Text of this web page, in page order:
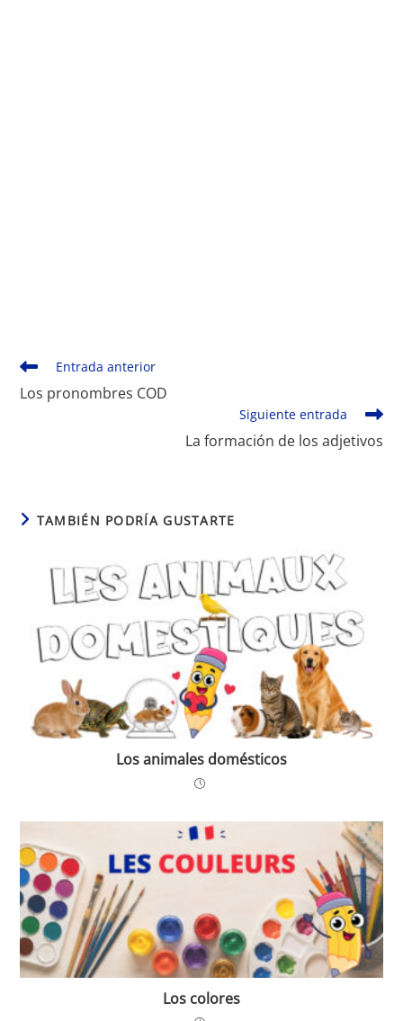
Leer
artículos
Entrada anterior
Los pronombres COD
Siguiente entrada
La formación de los adjetivos
TAMBIÉN PODRÍA GUSTARTE
Los animales domésticos
Los colores